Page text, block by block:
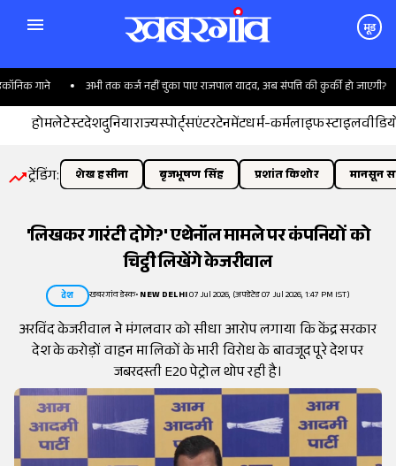
मूड
गाने अभी तक कर्ज नहीं चुका पाए राजपाल यादव, अब संपत्ति की कुर्की हो जाएगी?
होमलेटेस्टदेशदुनियाराज्यस्पोर्ट्सएंटरटेनमेंटधर्म-कर्मलाइफस्टाइल
ट्रेंडिंग: शेख हसीना बृजभूषण सिंह प्रशांत किशोर मानसून
'लिखकर गारंटी दोगे?' एथेनॉल मामले पर कंपनियों को
चिट्ठी लिखेंगे केजरीवाल
देश खबरगांव डेस्क•NEW DELHI07 Jul 2026, (अपडेटेड 07 Jul 2026, 1:47 PM IST)
अरविंद केजरीवाल ने मंगलवार को सीधा आरोप लगाया कि केंद्र सरकार
देश के करोड़ों वाहन मालिकों के भारी विरोध के बावजूद पूरे देश पर
जबरदस्ती E20 पेट्रोल थोप रही है।